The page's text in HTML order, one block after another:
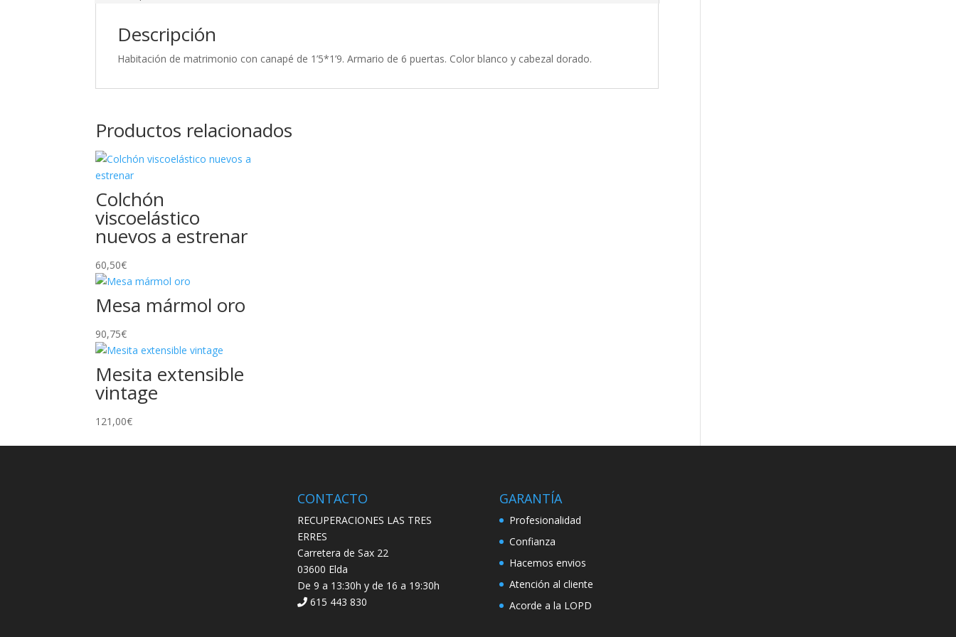
Descripción
Habitación de matrimonio con canapé de 1’5*1’9. Armario de 6 puertas. Color blanco y cabezal dorado.
Productos relacionados
Colchón
viscoelástico
nuevos a estrenar
60,50€
Mesa mármol oro
90,75€
Mesita extensible
vintage
121,00€
CONTACTO
RECUPERACIONES LAS TRES
ERRES
Carretera de Sax 22
03600 Elda
De 9 a 13:30h y de 16 a 19:30h
615 443 830
GARANTÍA
Profesionalidad
Confianza
Hacemos envios
Atención al cliente
Acorde a la LOPD